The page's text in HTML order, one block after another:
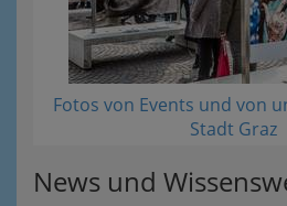
Fotos von Events und von
Stadt Graz
News und